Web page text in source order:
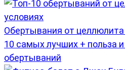
Обертывания от
10 самых лучших + польза
обертываний